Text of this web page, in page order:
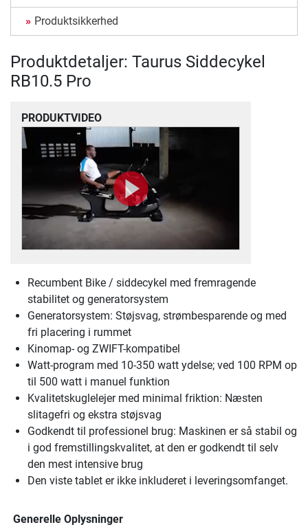
Produktsikkerhed
Produktdetaljer: Taurus Siddecykel
RB10.5 Pro
PRODUKTVIDEO
Recumbent Bike / siddecykel med fremragende
stabilitet og generatorsystem
Generatorsystem: Støjsvag, strømbesparende og med
fri placering i rummet
Kinomap- og ZWIFT-kompatibel
Watt-program med 10-350 watt ydelse; ved 100 RPM op
til 500 watt i manuel funktion
Kvalitetskuglelejer med minimal friktion: Næsten
slitagefri og ekstra støjsvag
Godkendt til professionel brug: Maskinen er så stabil og
i god fremstillingskvalitet, at den er godkendt til selv
den mest intensive brug
Den viste tablet er ikke inkluderet i leveringsomfanget.
Generelle Oplysninger